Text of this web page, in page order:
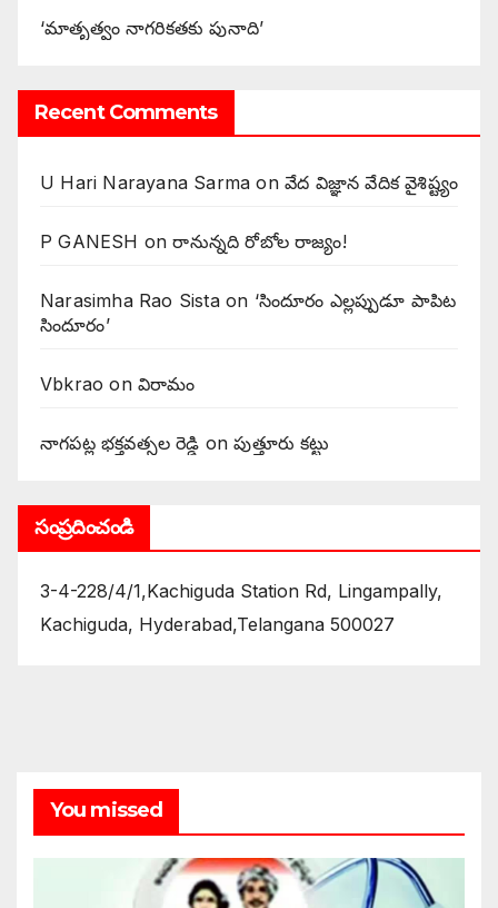
‘మాతృత్వం నాగరికతకు పునాది’
Recent Comments
U Hari Narayana Sarma onవేద విజ్ఞాన వేదిక వైశిష్ట్యం
P GANESH on‌రానున్నది రోబోల రాజ్యం!
Narasimha Rao Sistaon ‘సిందూరం ఎల్లప్పుడూ పాపిట
సిందూరం’
Vbkrao onవిరామం
నాగపట్ల భక్తవత్సల రెడ్డి onపుత్తూరు కట్టు
సంప్రదించండి
3-4-228/4/1,Kachiguda Station Rd, Lingampally,
Kachiguda, Hyderabad,Telangana 500027
You missed